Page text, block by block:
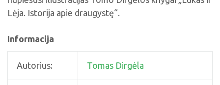
Lėja. Istorija apie draugystę“.
Informacija
Autorius: Tomas Dirgėla